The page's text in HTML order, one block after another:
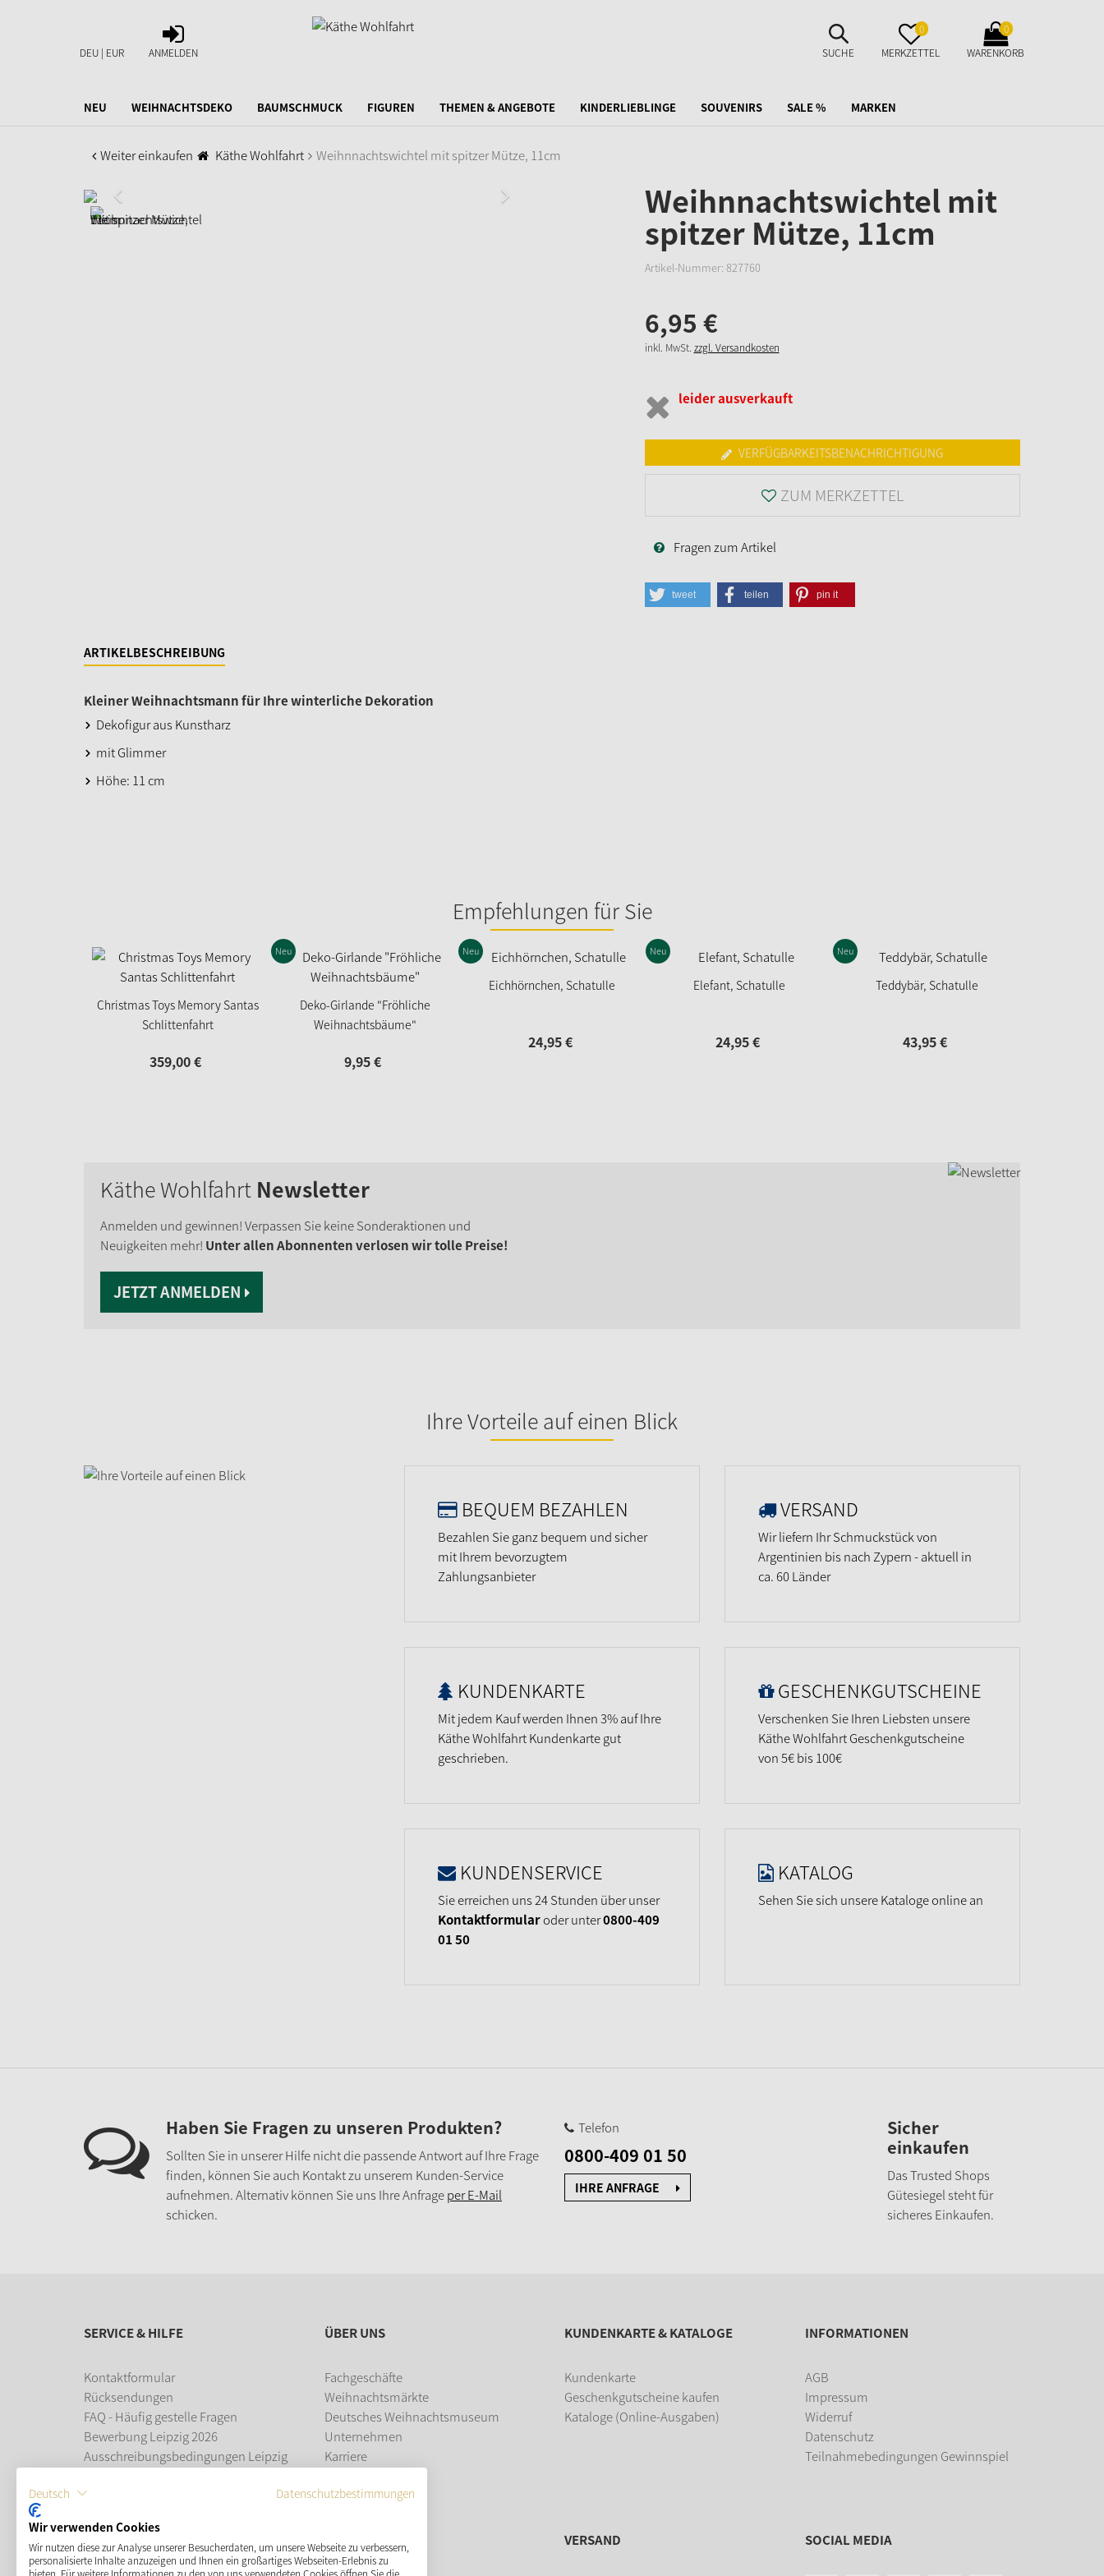
DEU | EUR
ANMELDEN
ANMELDEN
SUCHE
AUFKLAPPEN
SUCHE
MERKZETTEL
AUFKLAPPEN
0
MERKZETTEL
WARENKORB
AUFKLAPPEN
0
WARENKORB
NEU WEIHNACHTSDEKO BAUMSCHMUCK FIGUREN THEMEN & ANGEBOTE KINDERLIEBLINGE SOUVENIRS SALE % MARKEN
Weiter einkaufen Käthe Wohlfahrt Weihnnachtswichtel mit spitzer Mütze, 11cm
Weihnnachtswichtel mit
spitzer Mütze, 11cm
Artikel-Nummer: 827760
6,95 €
inkl. MwSt. zzgl. Versandkosten
leider ausverkauft
VERFÜGBARKEITSBENACHRICHTIGUNG
ZUM MERKZETTEL
Fragen zum Artikel
tweet teilen pin it
ARTIKELBESCHREIBUNG
Kleiner Weihnachtsmann für Ihre winterliche Dekoration
Dekofigur aus Kunstharz
mit Glimmer
Höhe: 11 cm
Empfehlungen für Sie
Christmas Toys Memory Santas
Schlittenfahrt
359,00€
Deko-Girlande "Fröhliche
Weihnachtsbäume"
Neu
9,95€
Eichhörnchen, Schatulle
Neu
24,95€
Elefant, Schatulle
Neu
24,95€
Teddybär, Schatulle
Neu
43,95€
Käthe Wohlfahrt Newsletter
Anmelden und gewinnen! Verpassen Sie keine Sonderaktionen und
Neuigkeiten mehr! Unter allen Abonnenten verlosen wir tolle Preise!
JETZT ANMELDEN
Ihre Vorteile auf einen Blick
BEQUEM BEZAHLEN
Bezahlen Sie ganz bequem und sicher
mit Ihrem bevorzugtem
Zahlungsanbieter
KUNDENKARTE
Mit jedem Kauf werden Ihnen 3% auf Ihre
Käthe Wohlfahrt Kundenkarte gut
geschrieben.
KUNDENSERVICE
Sie erreichen uns 24 Stunden über unser
Kontaktformularoder unter0800-409
01 50
VERSAND
Wir liefern Ihr Schmuckstück von
Argentinien bis nach Zypern - aktuell in
ca. 60 Länder
GESCHENKGUTSCHEINE
Verschenken Sie Ihren Liebsten unsere
Käthe Wohlfahrt Geschenkgutscheine
von 5€ bis 100€
KATALOG
Sehen Sie sich unsere Kataloge online an
Haben Sie Fragen zu unseren Produkten?
Sollten Sie in unserer Hilfe nicht die passende Antwort auf Ihre Frage
finden, können Sie auch Kontakt zu unserem Kunden-Service
aufnehmen. Alternativ können Sie uns Ihre Anfrageper E-Mail
schicken.
Telefon
0800-409 01 50
IHRE ANFRAGE
Sicher
einkaufen
Das Trusted Shops
Gütesiegel steht für
sicheres Einkaufen.
SERVICE & HILFE
Kontaktformular
Rücksendungen
FAQ - Häufig gestelle Fragen
Bewerbung Leipzig 2026
Ausschreibungsbedingungen Leipzig
Leipziger Weihnachtsmarkt
ÜBER UNS
Fachgeschäfte
Weihnachtsmärkte
Deutsches Weihnachtsmuseum
Unternehmen
Karriere
KUNDENKARTE & KATALOGE
Kundenkarte
Geschenkgutscheine kaufen
Kataloge (Online-Ausgaben)
INFORMATIONEN
AGB
Impressum
Widerruf
Datenschutz
Teilnahmebedingungen Gewinnspiel
ZAHLUNGSMÖGLICHKEITEN VERSAND SOCIAL MEDIA
Deutsch Datenschutzbestimmungen
Wir verwenden Cookies
Wir nutzen diese zur Analyse unserer Besucherdaten, um unsere Webseite zu verbessern,
personalisierte Inhalte anzuzeigen und Ihnen ein großartiges Webseiten-Erlebnis zu